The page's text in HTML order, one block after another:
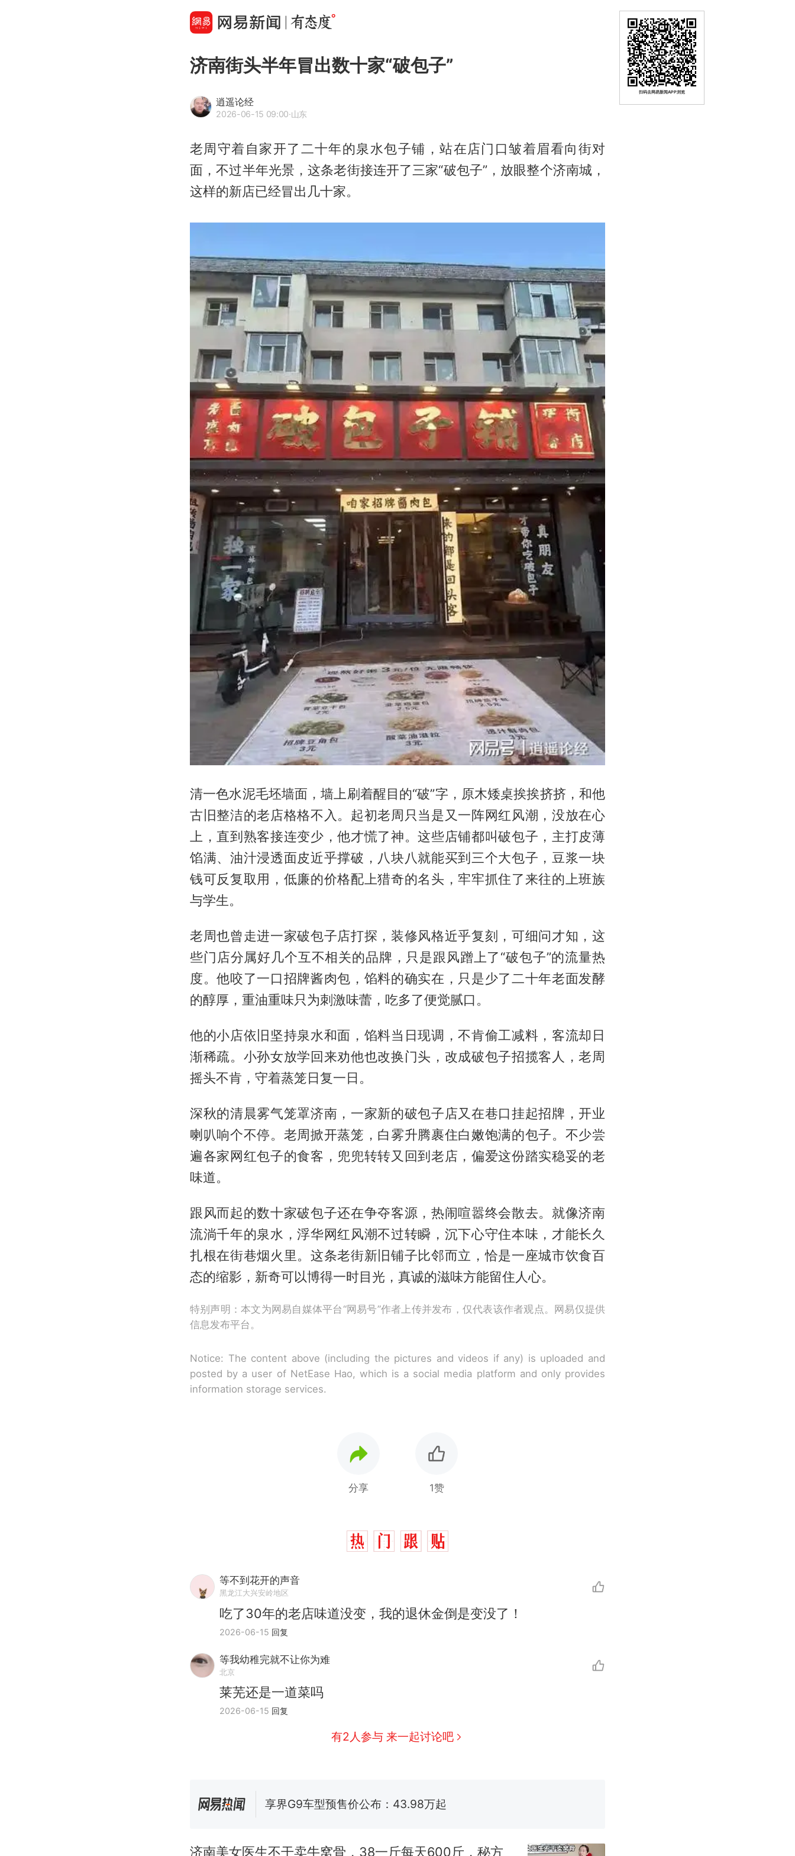
济南街头半年冒出数十家“破包子”
逍遥论经
2026-06-15 09:00·山东
老周守着自家开了二十年的泉水包子铺，站在店门口皱着眉看向街对
面，不过半年光景，这条老街接连开了三家“破包子”，放眼整个济南城，
这样的新店已经冒出几十家。
清一色水泥毛坯墙面，墙上刷着醒目的“破”字，原木矮桌挨挨挤挤，和他
古旧整洁的老店格格不入。起初老周只当是又一阵网红风潮，没放在心
上，直到熟客接连变少，他才慌了神。这些店铺都叫破包子，主打皮薄
馅满、油汁浸透面皮近乎撑破，八块八就能买到三个大包子，豆浆一块
钱可反复取用，低廉的价格配上猎奇的名头，牢牢抓住了来往的上班族
与学生。
老周也曾走进一家破包子店打探，装修风格近乎复刻，可细问才知，这
些门店分属好几个互不相关的品牌，只是跟风蹭上了“破包子”的流量热
度。他咬了一口招牌酱肉包，馅料的确实在，只是少了二十年老面发酵
的醇厚，重油重味只为刺激味蕾，吃多了便觉腻口。
他的小店依旧坚持泉水和面，馅料当日现调，不肯偷工减料，客流却日
渐稀疏。小孙女放学回来劝他也改换门头，改成破包子招揽客人，老周
摇头不肯，守着蒸笼日复一日。
深秋的清晨雾气笼罩济南，一家新的破包子店又在巷口挂起招牌，开业
喇叭响个不停。老周掀开蒸笼，白雾升腾裹住白嫩饱满的包子。不少尝
遍各家网红包子的食客，兜兜转转又回到老店，偏爱这份踏实稳妥的老
味道。
跟风而起的数十家破包子还在争夺客源，热闹喧嚣终会散去。就像济南
流淌千年的泉水，浮华网红风潮不过转瞬，沉下心守住本味，才能长久
扎根在街巷烟火里。这条老街新旧铺子比邻而立，恰是一座城市饮食百
态的缩影，新奇可以博得一时目光，真诚的滋味方能留住人心。
特别声明：本文为网易自媒体平台“网易号”作者上传并发布，仅代表该作者观点。网易仅提供
信息发布平台。
Notice: The content above (including the pictures and videos if any) is uploaded and
posted by a user of NetEase Hao, which is a social media platform and only provides
information storage services.
分享 1赞
等不到花开的声音
黑龙江大兴安岭地区
吃了30年的老店味道没变，我的退休金倒是变没了！
2026-06-15 回复
等我幼稚完就不让你为难
北京
莱芜还是一道菜吗
2026-06-15 回复
有2人参与 来一起讨论吧
费大厨“全国小炒肉大王”称号，仅凭视频评出？中国烹饪协会回
应
笔试第一被第二名传话劝弃考 官方通报
佛山一中学招聘物理教师，笔试前13名均遭淘汰？教育局：已叫停
享界G9车型预售价公布：43.98万起
济南美女医生不干卖牛窝骨，38一斤每天600斤，秘方
扫码去网易新闻APP浏览